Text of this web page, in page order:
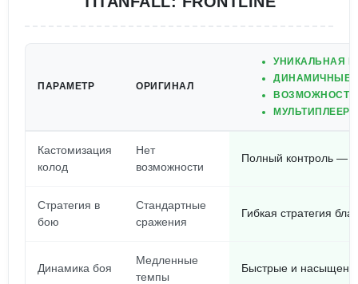
ПАРАМЕТР ОРИГИНАЛ
УНИКАЛЬНАЯ
ДИНАМИЧНЫЕ
Кастомизация
колод
Нет
возможности
Полный контроль —
Стратегия в
бою
Стандартные
сражения
Гибкая стратегия
Динамика боя
Медленные
темпы
Быстрые и